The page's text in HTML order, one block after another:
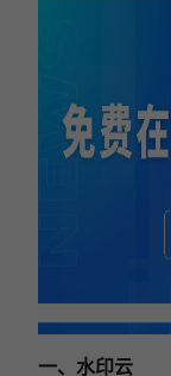
一、水印云